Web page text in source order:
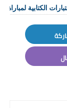
لمباراة التعليم
LinkedIn